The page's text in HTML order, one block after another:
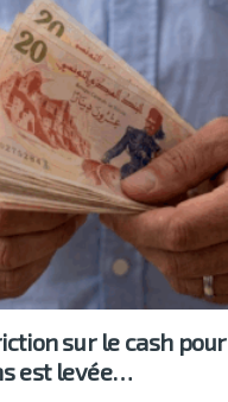
sur le cash pour
est levée…